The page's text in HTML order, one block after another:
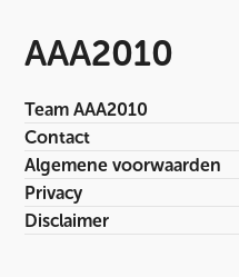
AAA2010
Team AAA2010
Contact
Algemene voorwaarden
Privacy
Disclaimer